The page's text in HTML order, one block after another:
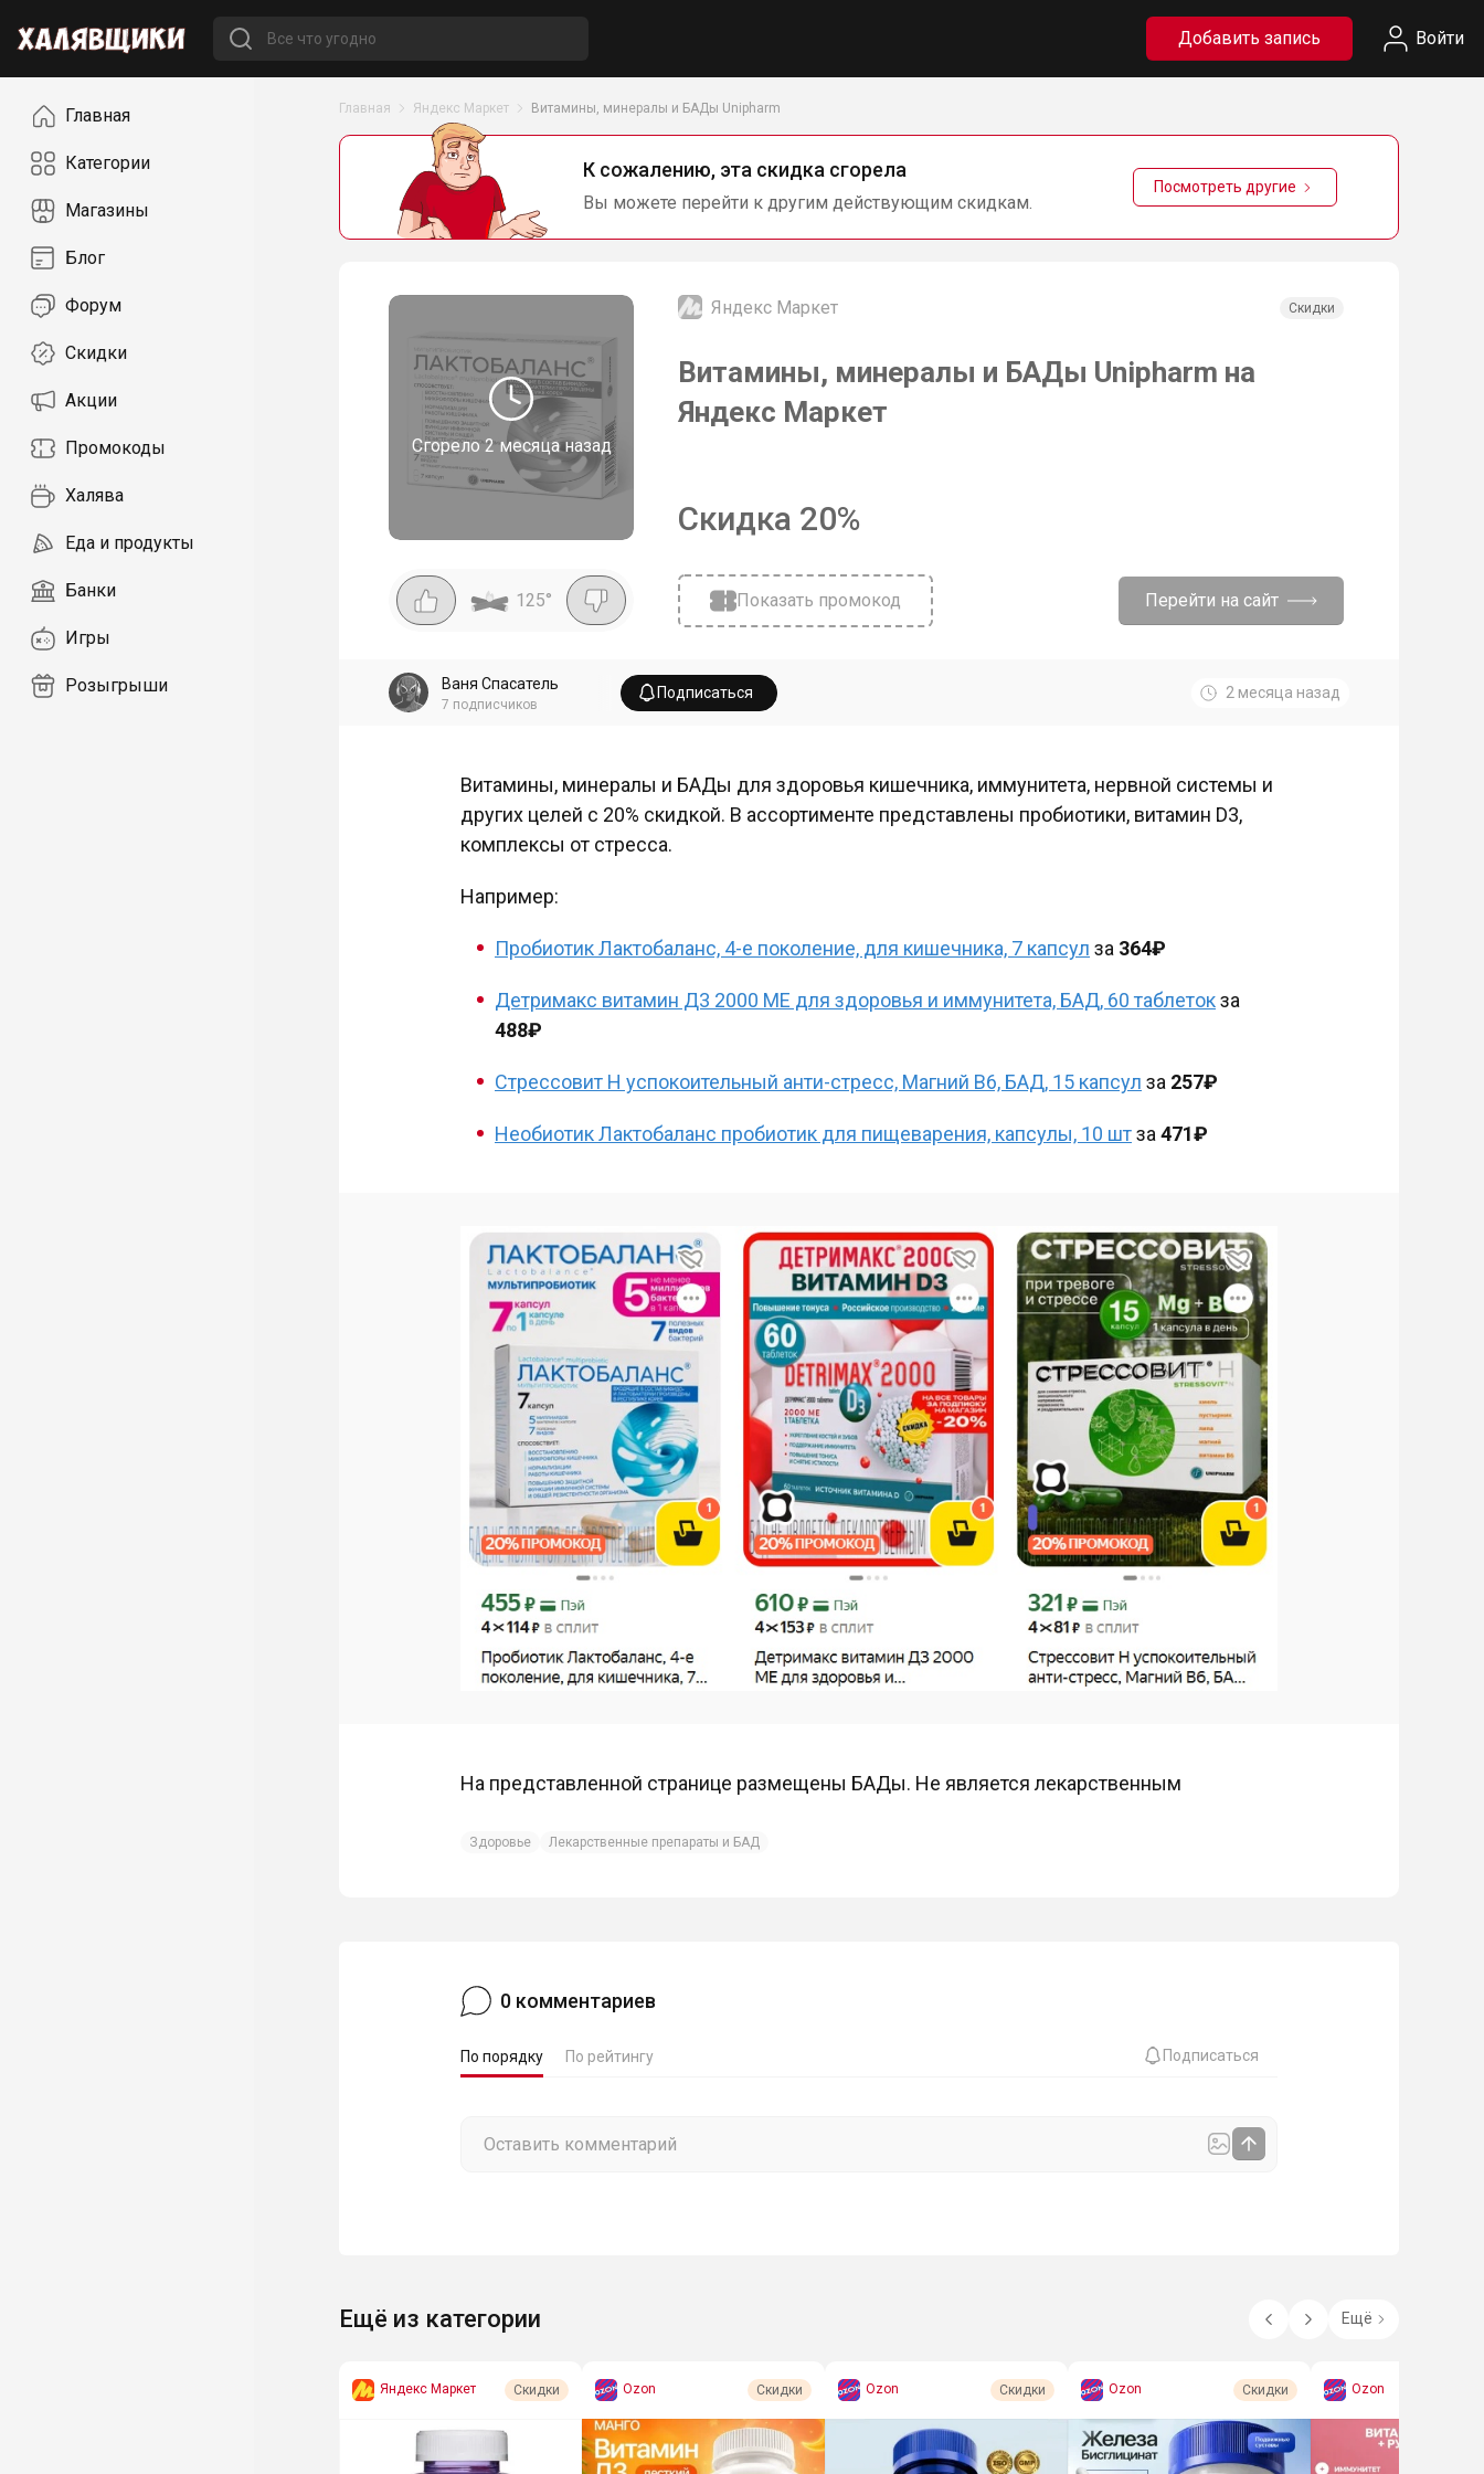
Добавить запись Войти
НавигацияГлавная
Категории
Магазины
Блог
Форум
Скидки
Акции
Промокоды
Халява
Еда и продукты
Банки
Игры
Розыгрыши
Главная Яндекс Маркет Витамины, минералы и БАДы Unipharm
К сожалению, эта скидка сгорела
Вы можете перейти к другим действующим скидкам.
Посмотреть другие
Сгорело2 месяца назад
Яндекс Маркет Скидки
Витамины, минералы и БАДы Unipharm на
Яндекс Маркет
Скидка 20%
125° Показать промокод Перейти на сайт
Ваня Спасатель
7 подписчиков
Подписаться 2 месяца назад
Витамины, минералы и БАДы для здоровья кишечника, иммунитета, нервной системы и
других целей с 20% скидкой. В ассортименте представлены пробиотики, витамин D3,
комплексы от стресса.
Например:
Пробиотик Лактобаланс, 4-е поколение, для кишечника, 7 капсул за 364₽
Детримакс витамин Д3 2000 МЕ для здоровья и иммунитета, БАД, 60 таблетокза
488₽
Стрессовит Н успокоительный анти-стресс, Магний В6, БАД, 15 капсул за 257₽
Необиотик Лактобаланс пробиотик для пищеварения, капсулы, 10 штза 471₽
На представленной странице размещены БАДы. Не является лекарственным
Здоровье Лекарственные препараты и БАД
0 комментариев
По порядку По рейтингу Подписаться
Ещё из категории Ещё
Яндекс Маркет Скидки Ozon Скидки Ozon Скидки Ozon Скидки Ozon